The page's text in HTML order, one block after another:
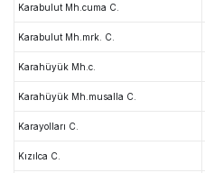
Karabulut Mh.cuma C.
Karabulut Mh.mrk. C.
Karahüyük Mh.c.
Karahüyük Mh.musalla C.
Karayolları C.
Kızılca C.